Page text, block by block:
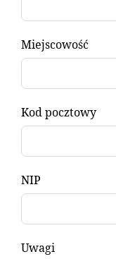
Miejscowość
Kod pocztowy
NIP
Uwagi